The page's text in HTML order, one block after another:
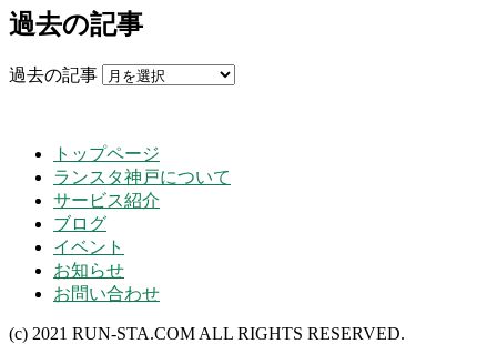
過去の記事
過去の記事
トップページ
ランスタ神戸について
サービス紹介
ブログ
イベント
お知らせ
お問い合わせ
(c) 2021 RUN-STA.COM ALL RIGHTS RESERVED.